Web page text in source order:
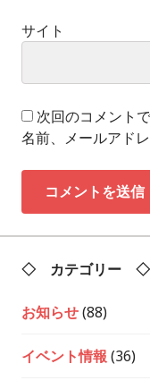
サイト
次回のコメント
名前、メールアド
◇ カテゴリー ◇
お知らせ(88)
イベント情報 (36)